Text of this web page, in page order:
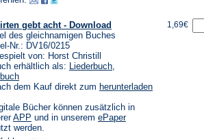
neuen
gebt acht - Download
des gleichnamigen Buches
Nr.: DV16/0215
von: Horst Christill
erhältlich als: Liederbuch,
dem Kauf direkt zum herunterladen
Bücher können zusätzlich in
APP (Öffnet
in
und in unserem ePaper(Öffnet
werden.
1,69€